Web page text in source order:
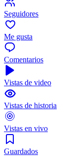
Seguidores
Me gusta
Comentarios
Vistas de video
Vistas de historia
Vistas en vivo
Guardados